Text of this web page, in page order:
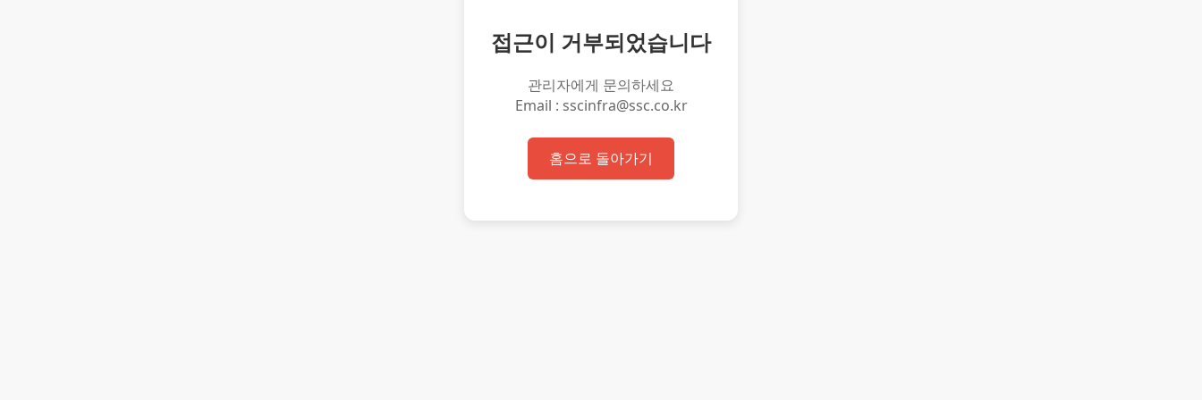
접근이 거부되었습니다
관리자에게 문의하세요
Email : sscinfra@ssc.co.kr
홈으로 돌아가기